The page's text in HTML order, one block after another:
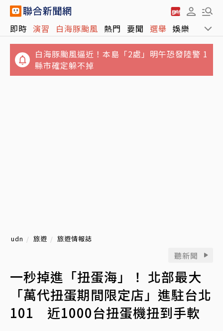
即時 演習 白海豚颱風 熱門 要聞 選舉 娛樂 運動
白海豚颱風逼近！本島「2處」明午恐發陸警 1
縣市確定躲不掉
白海豚颱風海警發布 北部海面列入首波警戒區
udn 旅遊 旅遊情報誌
聽新聞
一秒掉進「扭蛋海」！ 北部最大
「萬代扭蛋期間限定店」進駐台北
101 近1000台扭蛋機扭到手軟